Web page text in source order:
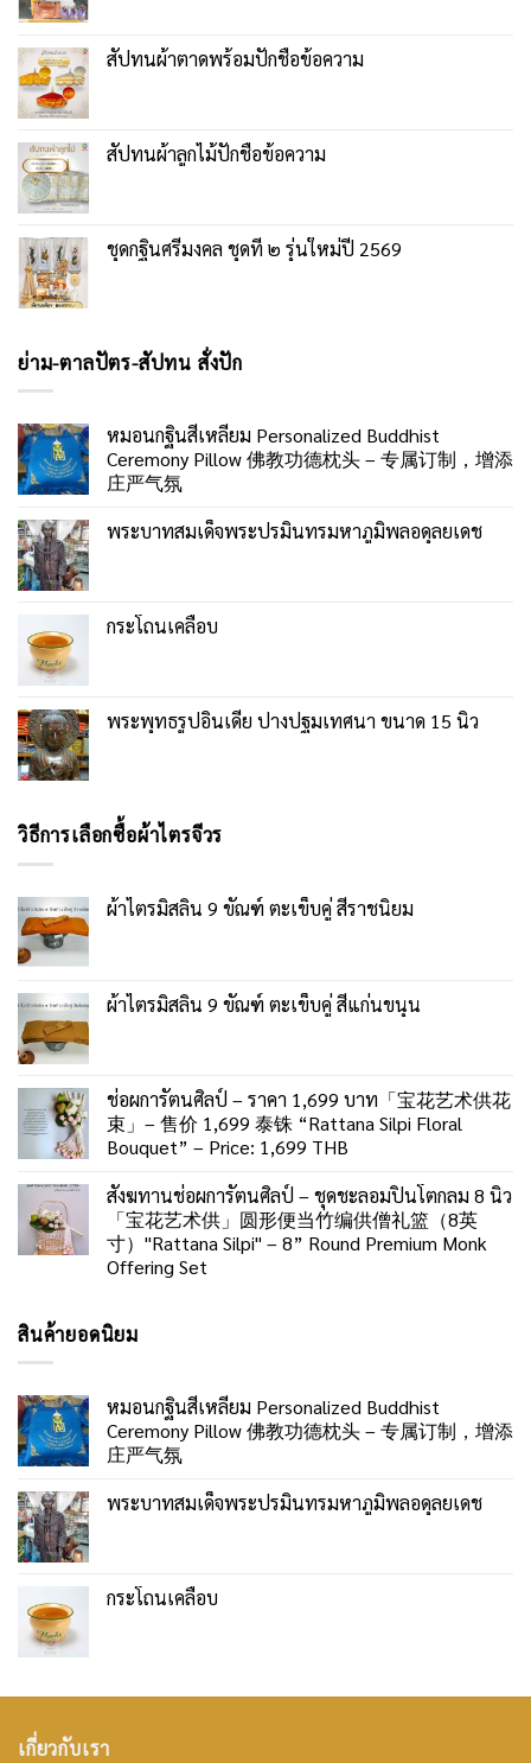
สัปทนผ้าตาดพร้อมปักชื่อข้อความ
สัปทนผ้าลูกไม้ปักชื่อข้อความ
ชุดกฐินศรีมงคล ชุดที่ ๒ รุ่นใหม่ปี 2569
ย่าม-ตาลปัตร-สัปทน สั่งปัก
หมอนกฐินสี่เหลี่ยม Personalized Buddhist
Ceremony Pillow 佛教功德枕头 – 专属订制，增添
庄严气氛
พระบาทสมเด็จพระปรมินทรมหาภูมิพลอดุลยเดช
กระโถนเคลือบ
พระพุทธรูปอินเดีย ปางปฐมเทศนา ขนาด 15 นิ้ว
วิธีการเลือกซื้อผ้าไตรจีวร
ผ้าไตรมิสลิน 9 ขัณฑ์ ตะเข็บคู่ สีราชนิยม
ผ้าไตรมิสลิน 9 ขัณฑ์ ตะเข็บคู่ สีแก่นขนุน
ช่อผการัตนศิลป์ – ราคา 1,699 บาท「宝花艺术供花
束」– 售价 1,699 泰铢 “Rattana Silpi Floral
Bouquet” – Price: 1,699 THB
สังฆทานช่อผการัตนศิลป์ – ชุดชะลอมปิ่นโตกลม 8 นิ้ว
「宝花艺术供」圆形便当竹编供僧礼篮（8英
寸）"Rattana Silpi" – 8” Round Premium Monk
Offering Set
สินค้ายอดนิยม
หมอนกฐินสี่เหลี่ยม Personalized Buddhist
Ceremony Pillow 佛教功德枕头 – 专属订制，增添
庄严气氛
พระบาทสมเด็จพระปรมินทรมหาภูมิพลอดุลยเดช
กระโถนเคลือบ
เกี่ยวกับเรา